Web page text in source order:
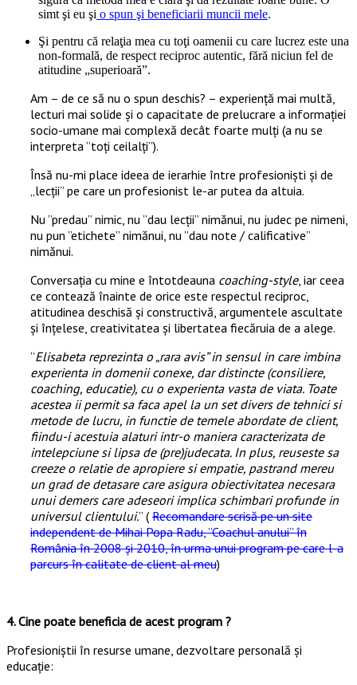
simt şi eu şi o spun şi beneficiarii muncii mele.
Şi pentru că relaţia mea cu toţi oamenii cu care lucrez este una
non-formală, de respect reciproc autentic, fără niciun fel de
atitudine „superioară”.
Am – de ce să nu o spun deschis? – experienţă mai multă,
lecturi mai solide şi o capacitate de prelucrare a informaţiei
socio-umane mai complexă decât foarte mulţi (a nu se
interpreta ”toți ceilalți”).
Însă nu-mi place ideea de ierarhie între profesionişti şi de
„lecţii” pe care un profesionist le-ar putea da altuia.
Nu ”predau” nimic, nu ”dau lecții” nimănui, nu judec pe nimeni,
nu pun ”etichete” nimănui, nu ”dau note / calificative”
nimănui.
Conversaţia cu mine e întotdeauna coaching-style, iar ceea
ce contează înainte de orice este respectul reciproc,
atitudinea deschisă şi constructivă, argumentele ascultate
şi înţelese, creativitatea şi libertatea fiecăruia de a alege.
”Elisabeta reprezinta o „rara avis” in sensul in care imbina
experienta in domenii conexe, dar distincte (consiliere,
coaching, educatie), cu o experienta vasta de viata. Toate
acestea ii permit sa faca apel la un set divers de tehnici si
metode de lucru, in functie de temele abordate de client,
fiindu-i acestuia alaturi intr-o maniera caracterizata de
intelepciune si lipsa de (pre)judecata. In plus, reuseste sa
creeze o relatie de apropiere si empatie, pastrand mereu
un grad de detasare care asigura obiectivitatea necesara
unui demers care adeseori implica schimbari profunde in
universul clientului.” (Recomandare scrisă pe un site
independent deMihai Popa Radu, ”Coachul anului” în
România în 2008 și 2010, în urma unui program pe care l-a
parcurs în calitate de client al meu)
4. Cine poate beneficia de acest program ?
Profesioniştii în resurse umane, dezvoltare personală şi
educaţie: